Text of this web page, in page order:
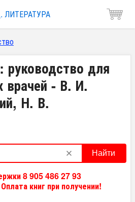
ЛИТЕРАТУРА
руководство для
врачей - В. И.
Н. В.
Найти
8 905 486 27 93
книг при получении!